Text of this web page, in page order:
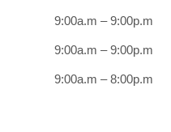
9:00a.m – 9:00p.m
9:00a.m – 9:00p.m
9:00a.m – 8:00p.m